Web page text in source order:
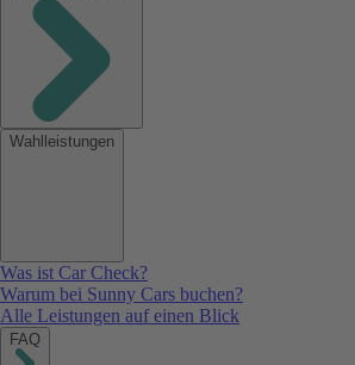
Wahlleistungen
Was ist Car Check?
Warum bei Sunny Cars buchen?
Alle Leistungen auf einen Blick
FAQ